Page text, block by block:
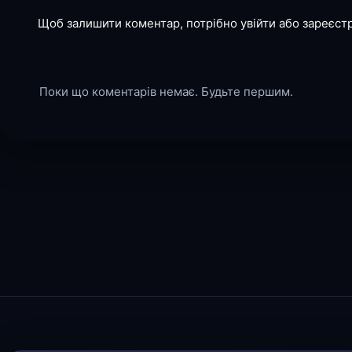
Щоб залишити коментар, потрібно увійти або
Поки що коментарів немає. Будьте першим.